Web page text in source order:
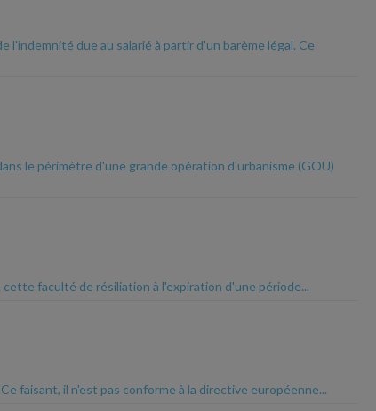
due au salarié à partir d'un barème légal. Ce
le périmètre d'une grande opération d'urbanisme (GOU)
faculté de résiliation à l'expiration d'une période...
faisant, il n'est pas conforme à la directive européenne...